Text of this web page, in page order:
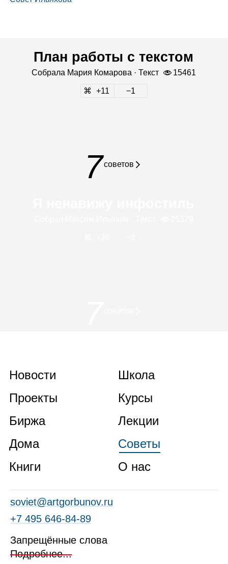
План работы с текстом
Собрала Мария Кома­рова · Текст 15461
11 1
7сове­тов
Новости
Проекты
Биржа
Дома
Книги
Школа
Курсы
Лекции
Советы
О нас
soviet@artgorbunov.ru
+7 495 646‑84‑89
Запрещённые слова
Подробнее...